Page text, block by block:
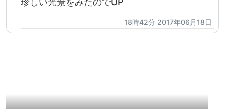
珍しい光景をみたのでUP
18時42分 2017年06月18日